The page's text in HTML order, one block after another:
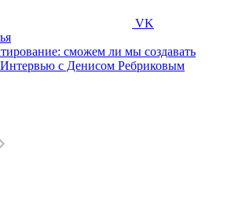
VK
сможем ли мы создавать
с Денисом Ребриковым